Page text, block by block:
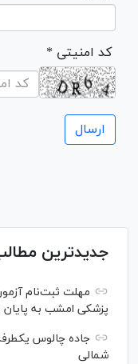
* کد امنیتی
جدیدترین
مهلت ثبت‌نام
پزشکی امشب به
جاده چالوس
شمالی